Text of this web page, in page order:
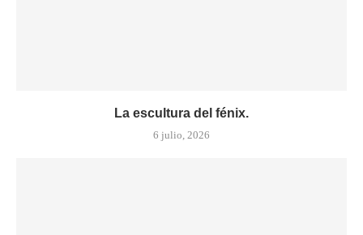
La escultura del fénix.
6 julio, 2026